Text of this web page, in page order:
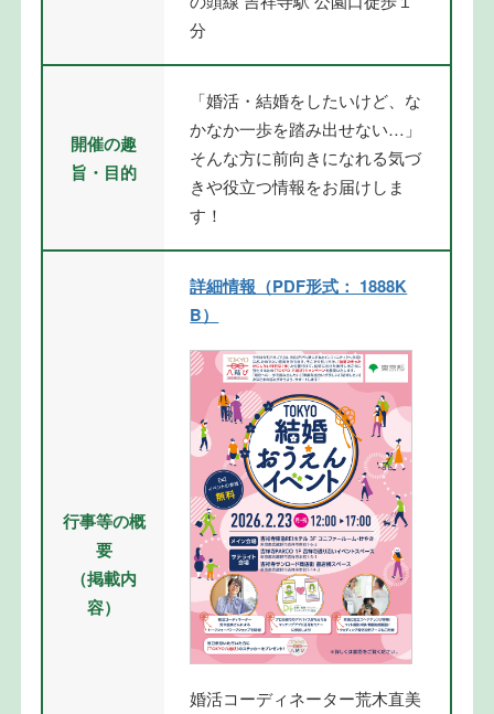
分
開催の趣
旨・目的
「婚活・結婚をしたいけど、な
かなか一歩を踏み出せない…」
そんな方に前向きになれる気づ
きや役立つ情報をお届けしま
す！
行事等の概
要
（掲載内
容）
詳細情報（PDF形式： 1888K
B）
婚活コーディネーター荒木直美